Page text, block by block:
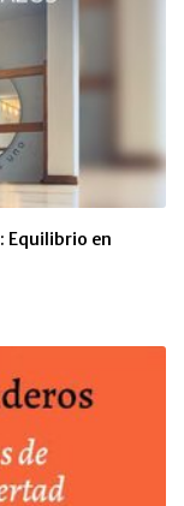
Equilibrio en